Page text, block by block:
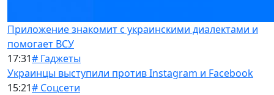
Приложение знакомит с украинскими диалектами и
помогает ВСУ
17:31# Гаджеты
Украинцы выступили против Instagram и Facebook
15:21# Соцсети